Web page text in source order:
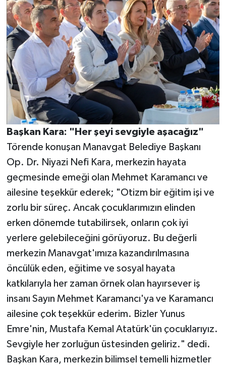
Başkan Kara: "Her şeyi sevgiyle aşacağız"
Törende konuşan Manavgat Belediye Başkanı
Op. Dr. Niyazi Nefi Kara, merkezin hayata
geçmesinde emeği olan Mehmet Karamancı ve
ailesine teşekkür ederek; "Otizm bir eğitim işi ve
zorlu bir süreç. Ancak çocuklarımızın elinden
erken dönemde tutabilirsek, onların çok iyi
yerlere gelebileceğini görüyoruz. Bu değerli
merkezin Manavgat'ımıza kazandırılmasına
öncülük eden, eğitime ve sosyal hayata
katkılarıyla her zaman örnek olan hayırsever iş
insanı Sayın Mehmet Karamancı'ya ve Karamancı
ailesine çok teşekkür ederim. Bizler Yunus
Emre'nin, Mustafa Kemal Atatürk'ün çocuklarıyız.
Sevgiyle her zorluğun üstesinden geliriz." dedi.
Başkan Kara, merkezin bilimsel temelli hizmetler